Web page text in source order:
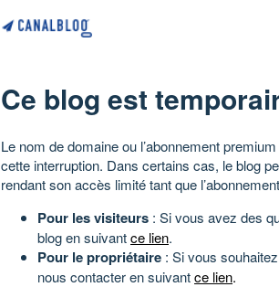
Ce blog est
Le nom de domaine ou l’abonnement
cette interruption. Dans certains cas, le blog
rendant son accès limité tant que
Pour les visiteurs : Si vous avez des
blog en suivantce lien.
Pour le propriétaire : Si vous
nous contacter en suivantce lien.